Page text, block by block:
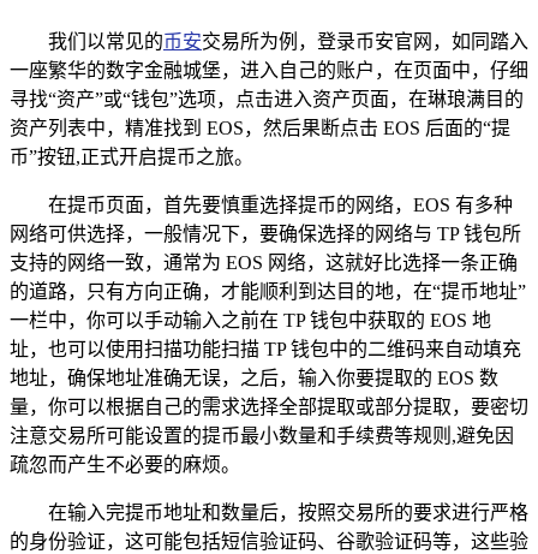
我们以常见的币安交易所为例，登录币安官网，如同踏入
一座繁华的数字金融城堡，进入自己的账户，在页面中，仔细
寻找“资产”或“钱包”选项，点击进入资产页面，在琳琅满目的
资产列表中，精准找到 EOS，然后果断点击 EOS 后面的“提
币”按钮,正式开启提币之旅。
在提币页面，首先要慎重选择提币的网络，EOS 有多种
网络可供选择，一般情况下，要确保选择的网络与 TP 钱包所
支持的网络一致，通常为 EOS 网络，这就好比选择一条正确
的道路，只有方向正确，才能顺利到达目的地，在“提币地址”
一栏中，你可以手动输入之前在 TP 钱包中获取的 EOS 地
址，也可以使用扫描功能扫描 TP 钱包中的二维码来自动填充
地址，确保地址准确无误，之后，输入你要提取的 EOS 数
量，你可以根据自己的需求选择全部提取或部分提取，要密切
注意交易所可能设置的提币最小数量和手续费等规则,避免因
疏忽而产生不必要的麻烦。
在输入完提币地址和数量后，按照交易所的要求进行严格
的身份验证，这可能包括短信验证码、谷歌验证码等，这些验